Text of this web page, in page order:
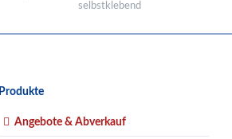
selbstklebend
Navigation
Produkte
Angebote & Abverkauf